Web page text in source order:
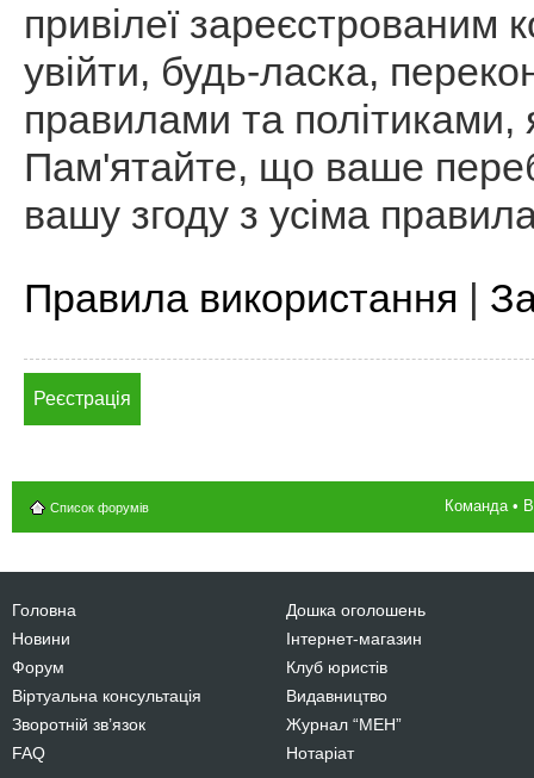
привілеї зареєстрованим
увійти, будь-ласка,
правилами та політиками,
Пам'ятайте, що ваше
вашу згоду з усіма
Правила використання
Реєстрація
Список форумів Команда•
Головна
Новини
Форум
Віртуальна консультація
Зворотній зв’язок
FAQ
Дошка оголошень
Інтернет-магазин
Клуб юристів
Видавництво
Журнал “МЕН”
Нотаріат